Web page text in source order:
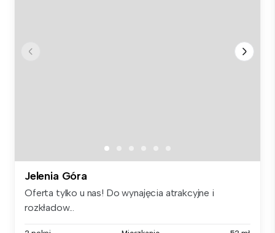
Jelenia Góra
Oferta tylko u nas! Do wynajęcia atrakcyjne i
rozkładow...